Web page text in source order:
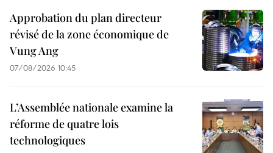
Approbation du plan directeur
révisé de la zone économique de
Vung Ang
07/08/2026 10:45
L’Assemblée nationale examine la
réforme de quatre lois
technologiques